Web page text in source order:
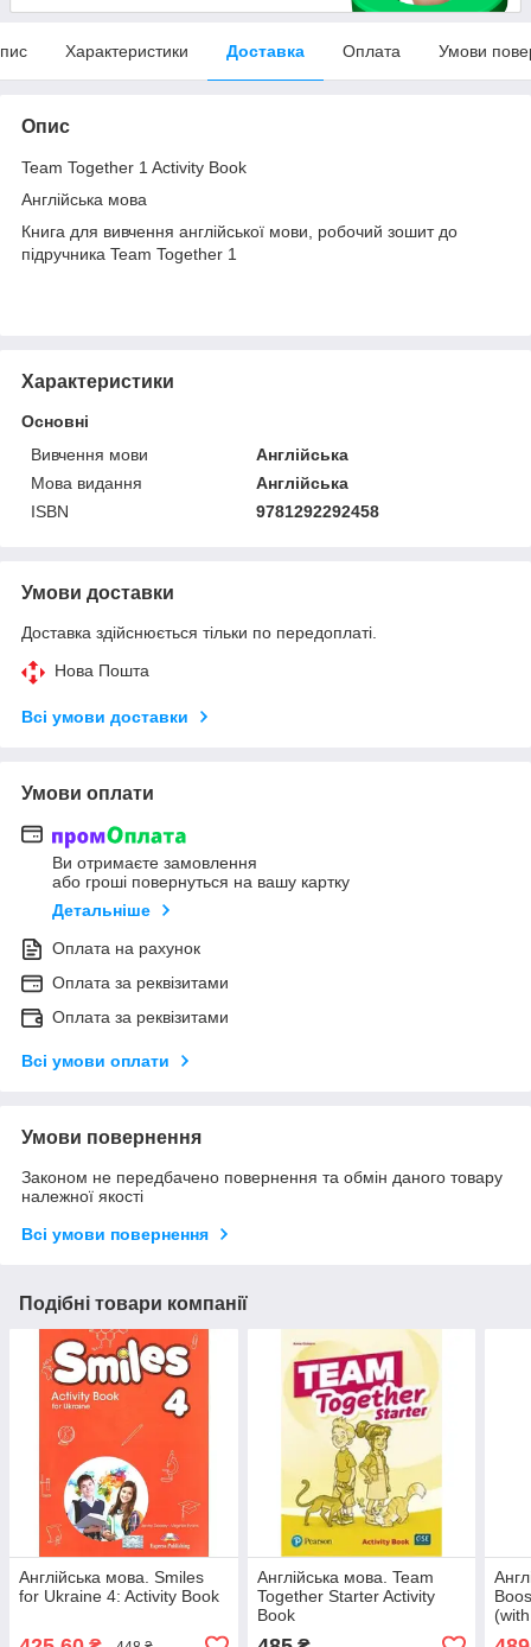
Характеристики Доставка Оплата Умови
Опис
Team Together 1 Activity Book
Англійська мова
Книга для вивчення англійської мови, робочий зошит до
підручника Team Together 1
Характеристики
Основні
Вивчення мови
Англійська
Мова видання
Англійська
ISBN
9781292292458
Умови доставки
Доставка здійснюється тільки по передоплаті.
Нова Пошта
Всі умови доставки
Умови оплати
Ви отримаєте замовлення
або гроші повернуться на вашу картку
Детальніше
Оплата на рахунок
Оплата за реквізитами
Оплата за реквізитами
Всі умови оплати
Умови повернення
Законом не передбачено повернення та обмін даного товару
належної якості
Всі умови повернення
Подібні товари компанії
Англійська мова. Smiles
for Ukraine 4: Activity Book
Англійська мова. Team
Together Starter Activity
Book